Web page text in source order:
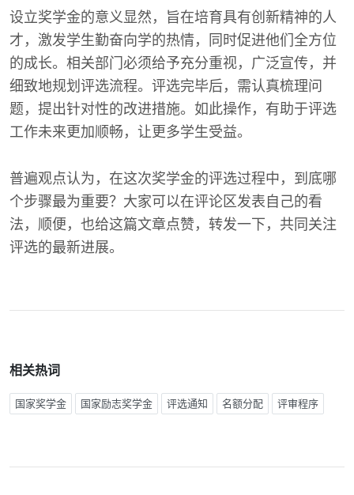
设立奖学金的意义显然，旨在培育具有创新精神的人
才，激发学生勤奋向学的热情，同时促进他们全方位
的成长。相关部门必须给予充分重视，广泛宣传，并
细致地规划评选流程。评选完毕后，需认真梳理问
题，提出针对性的改进措施。如此操作，有助于评选
工作未来更加顺畅，让更多学生受益。
普遍观点认为，在这次奖学金的评选过程中，到底哪
个步骤最为重要？大家可以在评论区发表自己的看
法，顺便，也给这篇文章点赞，转发一下，共同关注
评选的最新进展。
相关热词
国家奖学金 国家励志奖学金 评选通知 名额分配 评审程序